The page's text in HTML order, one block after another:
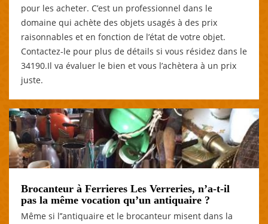
pour les acheter. C’est un professionnel dans le
domaine qui achète des objets usagés à des prix
raisonnables et en fonction de l’état de votre objet.
Contactez-le pour plus de détails si vous résidez dans le
34190.Il va évaluer le bien et vous l’achètera à un prix
juste.
Brocanteur à Ferrieres Les Verreries, n’a-t-il
pas la même vocation qu’un antiquaire ?
Même si l’’antiquaire et le brocanteur misent dans la